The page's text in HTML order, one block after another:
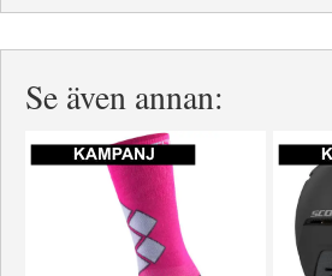
Se även annan: